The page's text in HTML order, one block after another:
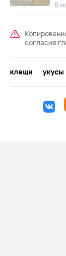
5
согласия
клещи укусы